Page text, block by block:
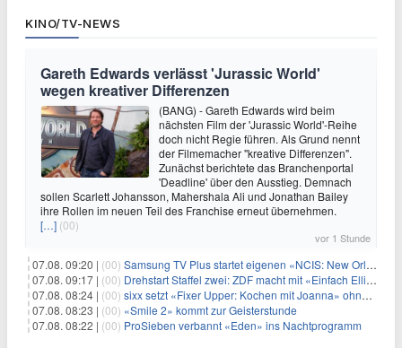
KINO/TV-NEWS
Gareth Edwards verlässt 'Jurassic World'
wegen kreativer Differenzen
(BANG) - Gareth Edwards wird beim
nächsten Film der 'Jurassic World'-Reihe
doch nicht Regie führen. Als Grund nennt
der Filmemacher "kreative Differenzen".
Zunächst berichtete das Branchenportal
'Deadline' über den Ausstieg. Demnach
sollen Scarlett Johansson, Mahershala Ali und Jonathan Bailey
ihre Rollen im neuen Teil des Franchise erneut übernehmen.
[…] (00)
vor 1 Stunde
07.08. 09:20 | (00) Samsung TV Plus startet eigenen «NCIS: New Orleans»-Sender
07.08. 09:17 | (00) Drehstart Staffel zwei: ZDF macht mit «Einfach Elli» weiter
07.08. 08:24 | (00) sixx setzt «Fixer Upper: Kochen mit Joanna» ohne Pause fort
07.08. 08:23 | (00) «Smile 2» kommt zur Geisterstunde
07.08. 08:22 | (00) ProSieben verbannt «Eden» ins Nachtprogramm